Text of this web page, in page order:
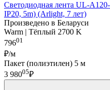
Светодиодная лента UL-
IP20, 5m) (Arlight, 7 лет)
Произведено в Беларуси
Warm | Тёплый 2700 K
79601
₽/м
Пакет (полиэтилен) 5 м
3 98005₽